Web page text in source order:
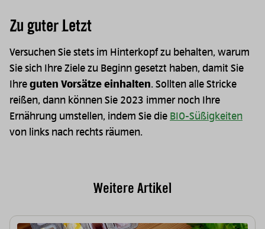
Zu guter Letzt
Versuchen Sie stets im Hinterkopf zu behalten, warum
Sie sich Ihre Ziele zu Beginn gesetzt haben, damit Sie
Ihre guten Vorsätze einhalten. Sollten alle Stricke
reißen, dann können Sie 2023 immer noch Ihre
Ernährung umstellen, indem Sie die BIO-Süßigkeiten
von links nach rechts räumen.
Weitere Artikel